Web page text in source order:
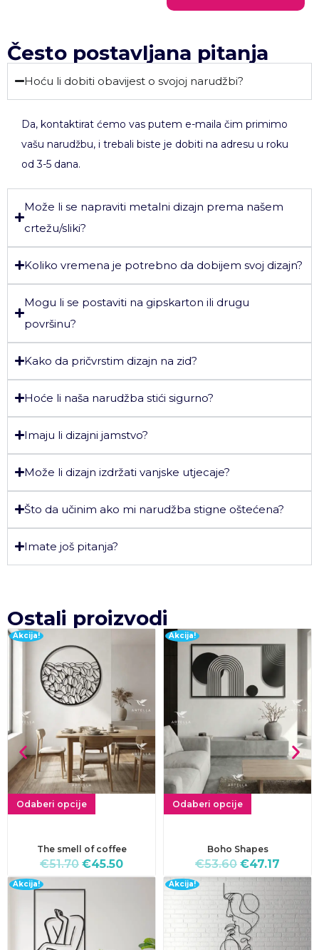
Često postavljana pitanja
Hoću li dobiti obavijest o svojoj narudžbi?
Da, kontaktirat ćemo vas putem e-maila čim primimo
vašu narudžbu, i trebali biste je dobiti na adresu u roku
od 3-5 dana.
Može li se napraviti metalni dizajn prema našem
crtežu/sliki?
Koliko vremena je potrebno da dobijem svoj dizajn?
Mogu li se postaviti na gipskarton ili drugu
površinu?
Kako da pričvrstim dizajn na zid?
Hoće li naša narudžba stići sigurno?
Imaju li dizajni jamstvo?
Može li dizajn izdržati vanjske utjecaje?
Što da učinim ako mi narudžba stigne oštećena?
Imate još pitanja?
Ostali proizvodi
Akcija!
Odaberi opcije
The smell of coffee
€51.70 €45.50
Akcija!
Odaberi opcije
Boho Shapes
€53.60 €47.17
Akcija! Akcija!